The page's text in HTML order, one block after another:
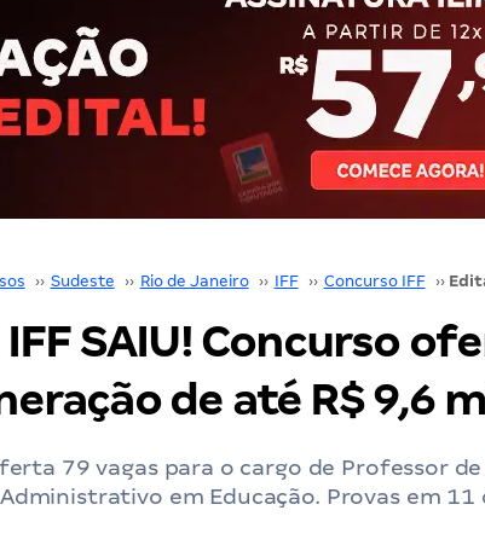
›› Sudeste ›› Rio de Janeiro ›› IFF ›› Concurso IFF ››
SAIU! Concurso
de até R$ 9,6
79 vagas para o cargo de Professor
em Educação. Provas em